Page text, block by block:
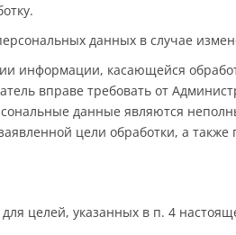
данных в случае
информации, касающейся
вправе требовать от
данные являются
цели обработки, а
целей, указанных в п. 4